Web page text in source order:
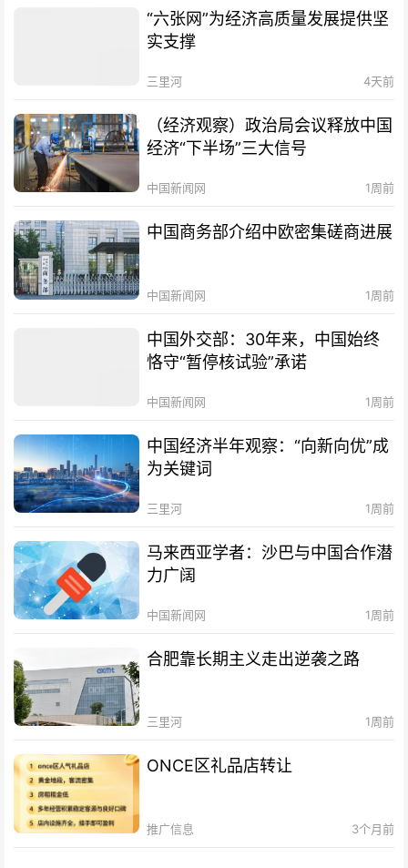
“六张网”为经济高质量发展提供坚
实支撑
三里河 4天前
（经济观察）政治局会议释放中国
经济“下半场”三大信号
中国新闻网 1周前
中国商务部介绍中欧密集磋商进展
中国新闻网 1周前
中国外交部：30年来，中国始终
恪守“暂停核试验”承诺
中国新闻网 1周前
中国经济半年观察：“向新向优”成
为关键词
三里河 1周前
马来西亚学者：沙巴与中国合作潜
力广阔
中国新闻网 1周前
合肥靠长期主义走出逆袭之路
三里河 1周前
ONCE区礼品店转让
推广信息 3个月前